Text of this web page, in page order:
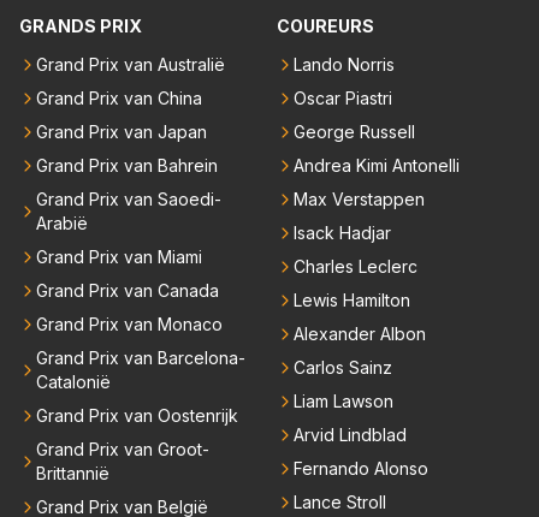
en professioneel team staan dat mee doet voor over
et er altijd zijn. Het tempo van de doorontwikkeling h
angt ook een klein beetje af van mijn eigen keuzes v
oor de komende jaren en wat ik doe in de F1. Maar
het is zeker de doelstelling om het race team verder
uit te breiden richting de langeafstandsracerij met na
me, niet richting de F1." Aangezien zijn team in diver
se klassen al meedoet en ook in de hoogste klasse,
zie ik hem er niet nog 10 jaar aanplakken aangezien
hij in datzelfde interview aangeeft er zelf als team ba
as boven op te willen zitten maar geen 24 races per
jaar van huis te willen zijn.
GRANDS PRIX
Grand Prix van Australië
Grand Prix van China
Grand Prix van Japan
Grand Prix van Bahrein
Grand Prix van Saoedi-
Arabië
Grand Prix van Miami
Grand Prix van Canada
Grand Prix van Monaco
Grand Prix van Barcelona-
Catalonië
Grand Prix van Oostenrijk
Grand Prix van Groot-
Brittannië
Grand Prix van België
COUREURS
Lando Norris
Oscar Piastri
George Russell
Andrea Kimi Antonelli
Max Verstappen
Isack Hadjar
Charles Leclerc
Lewis Hamilton
Alexander Albon
Carlos Sainz
Liam Lawson
Arvid Lindblad
Fernando Alonso
Lance Stroll